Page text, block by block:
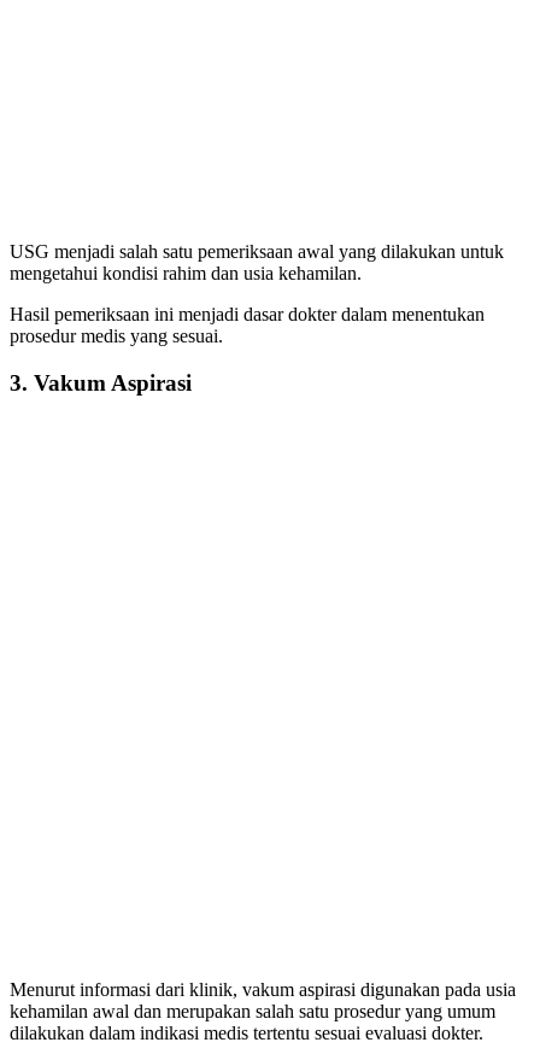
USG menjadi salah satu pemeriksaan awal yang dilakukan untuk
mengetahui kondisi rahim dan usia kehamilan.
Hasil pemeriksaan ini menjadi dasar dokter dalam menentukan
prosedur medis yang sesuai.
3. Vakum Aspirasi
Menurut informasi dari klinik, vakum aspirasi digunakan pada usia
kehamilan awal dan merupakan salah satu prosedur yang umum
dilakukan dalam indikasi medis tertentu sesuai evaluasi dokter.